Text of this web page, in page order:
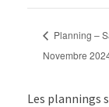
Planning –
Novembre
Les plannings